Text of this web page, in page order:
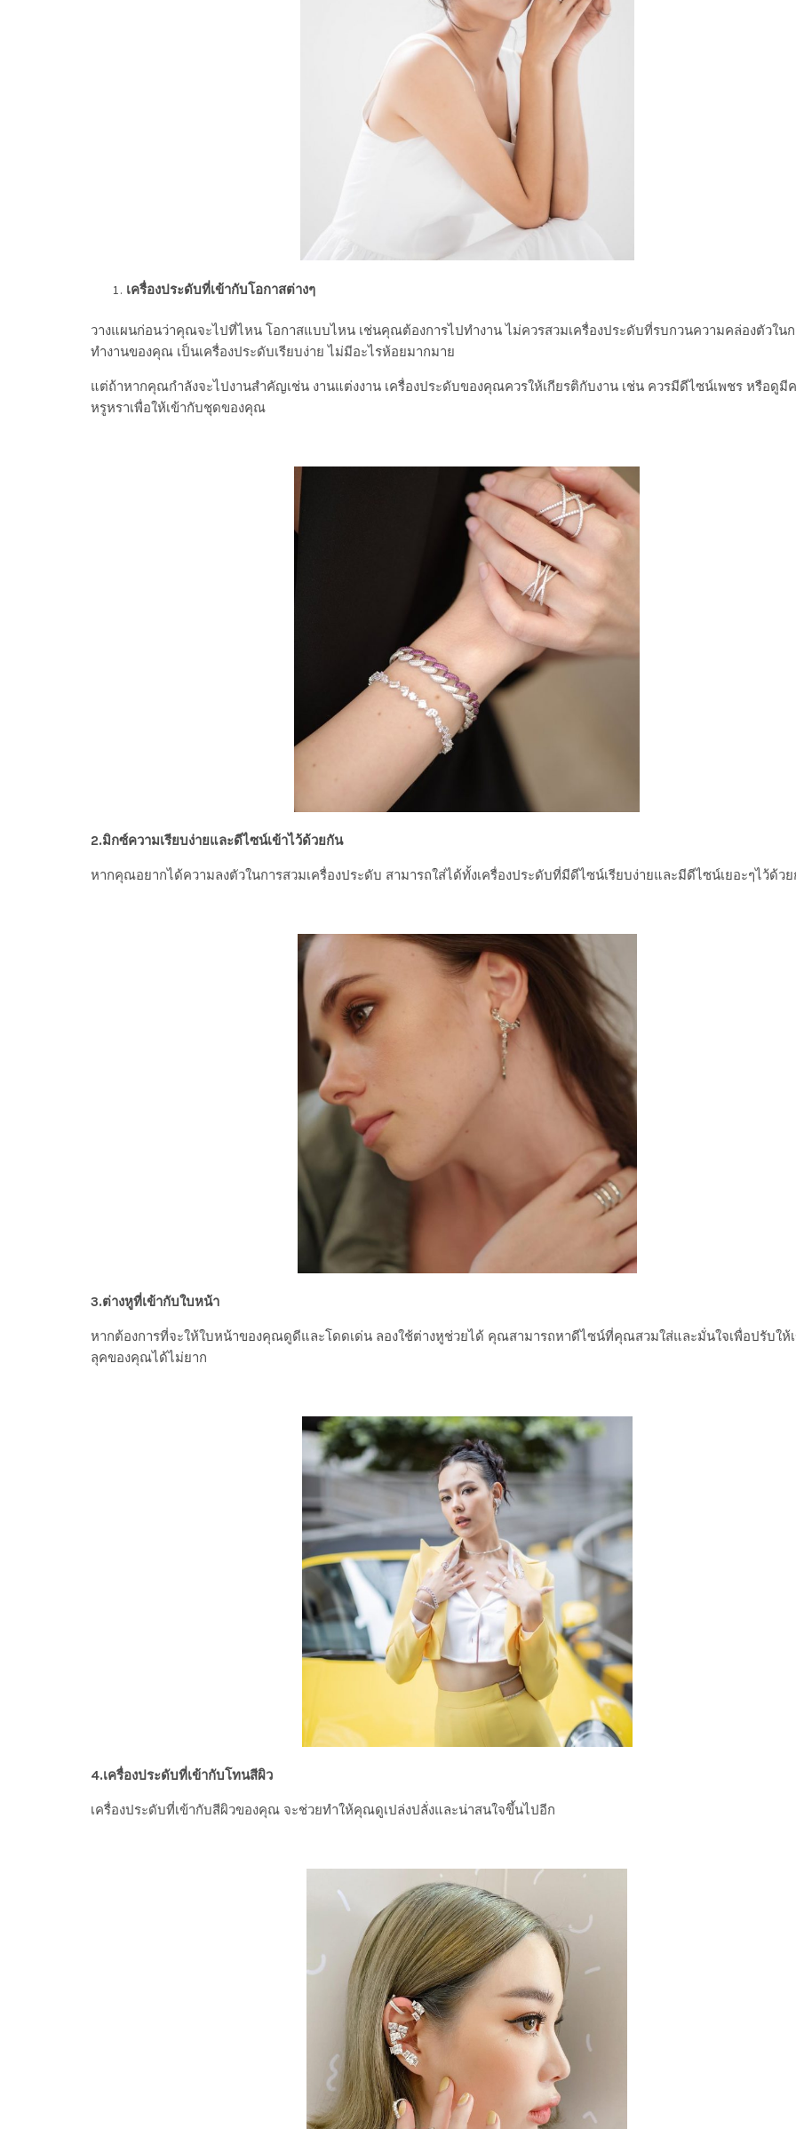
เครื่องประดับที่เข้ากับโอกาสต่างๆ
วางแผนก่อนว่าคุณจะไปที่ไหน โอกาสแบบไหน เช่นคุณต้องการไปทำงาน ไม่ควรสวมเครื่องประดับที่รบกวนความคล่องตัวใน
ทำงานของคุณ เป็นเครื่องประดับเรียบง่าย ไม่มีอะไรห้อยมากมาย
แต่ถ้าหากคุณกำลังจะไปงานสำคัญเช่น งานแต่งงาน เครื่องประดับของคุณควรให้เกียรติกับงาน เช่น ควรมีดีไซน์เพชร หรือดูมี
หรูหราเพื่อให้เข้ากับชุดของคุณ
2.มิกซ์ความเรียบง่ายและดีไซน์เข้าไว้ด้วยกัน
หากคุณอยากได้ความลงตัวในการสวมเครื่องประดับ สามารถใส่ได้ทั้งเครื่องประดับที่มีดีไซน์เรียบง่ายและมีดีไซน์เยอะๆไว้ด้ว
3.ต่างหูที่เข้ากับใบหน้า
หากต้องการที่จะให้ใบหน้าของคุณดูดีและโดดเด่น ลองใช้ต่างหูช่วยได้ คุณสามารถหาดีไซน์ที่คุณสวมใส่และมั่นใจเพื่อปรับให้
ลุคของคุณได้ไม่ยาก
4.เครื่องประดับที่เข้ากับโทนสีผิว
เครื่องประดับที่เข้ากับสีผิวของคุณ จะช่วยทำให้คุณดูเปล่งปลั่งและน่าสนใจขึ้นไปอีก